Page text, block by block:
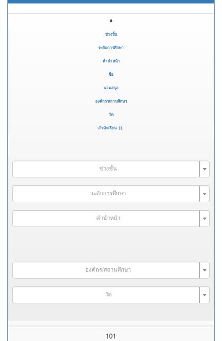
#
ช่วงชั้น
ระดับการศึกษา
คำนำหน้า
ชื่อ
นามสกุล
องค์กร/สถานศึกษา
วัด
สำนักเรียน
ช่วงชั้น
ระดับการศึกษา
คำนำหน้า
องค์กร/สถานศึกษา
วัด
101